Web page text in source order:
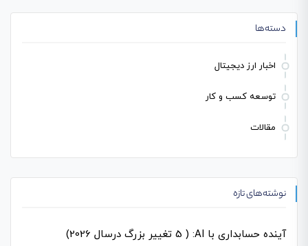
دسته‌ها
اخبار ارز دیجیتال
توسعه کسب و کار
مقالات
نوشته‌های تازه
آینده حسابداری با AI: ( 5 تغییر بزرگ درسال 2026)